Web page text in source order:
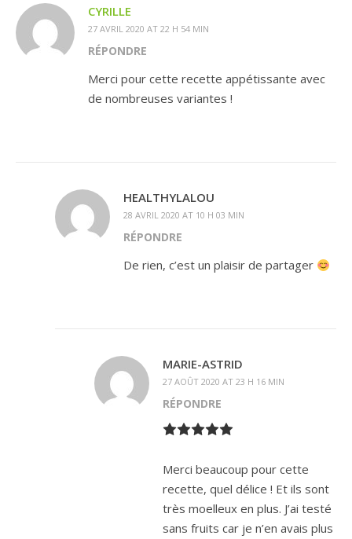
CYRILLE
27 AVRIL 2020 AT 22 H 54 MIN
RÉPONDRE
Merci pour cette recette appétissante avec
de nombreuses variantes !
HEALTHYLALOU
28 AVRIL 2020 AT 10 H 03 MIN
RÉPONDRE
De rien, c’est un plaisir de partager
MARIE-ASTRID
27 AOÛT 2020 AT 23 H 16 MIN
RÉPONDRE
Merci beaucoup pour cette
recette, quel délice ! Et ils sont
très moelleux en plus. J’ai testé
sans fruits car je n’en avais plus